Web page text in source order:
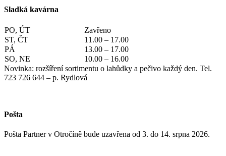
Sladká kavárna
PO, ÚT
Zavřeno
ST, ČT
11.00 – 17.00
PÁ
13.00 – 17.00
SO, NE
10.00 – 16.00
Novinka: rozšíření sortimentu o lahůdky a pečivo každý den. Tel.
723 726 644 – p. Rydlová
Pošta
Pošta Partner v Otročíně bude uzavřena od 3. do 14. srpna 2026.